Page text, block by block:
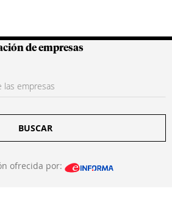
Colombianas
de empresas
BUSCAR
ofrecida por: